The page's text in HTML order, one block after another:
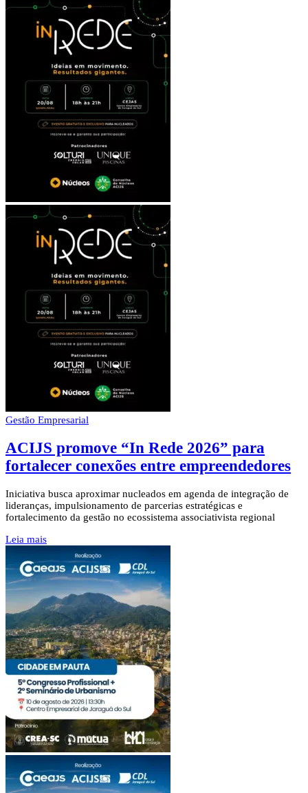
Gestão Empresarial
ACIJS promove “In Rede 2026” para
fortalecer conexões entre empreendedores
Iniciativa busca aproximar nucleados em agenda de integração de
lideranças, impulsionamento de parcerias estratégicas e
fortalecimento da gestão no ecossistema associativista regional
Leia mais